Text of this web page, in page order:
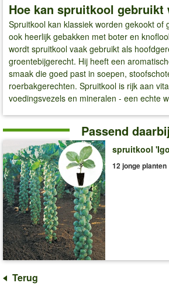
Hoe kan spruitkool gebruikt
Spruitkool kan klassiek worden gekookt of
ook heerlijk gebakken met boter en
wordt spruitkool vaak gebruikt als
groentebijgerecht. Hij heeft een
smaak die goed past in soepen,
roerbakgerechten. Spruitkool is rijk aan
voedingsvezels en mineralen - een echte
Passend
spruitkool
12 jonge planten
Terug